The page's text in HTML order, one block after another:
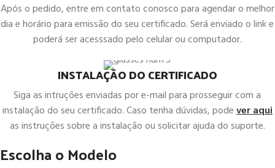
Após o pedido, entre em contato conosco para agendar o melhor
dia e horário para emissão do seu certificado. Será enviado o link e
poderá ser acesssado pelo celular ou computador.
INSTALAÇÃO DO CERTIFICADO
Siga as intruções enviadas por e-mail para prosseguir com a
instalação do seu certificado. Caso tenha dúvidas, podever aqui
as instruções sobre a instalação ou solicitar ajuda do suporte.
Escolha o Modelo